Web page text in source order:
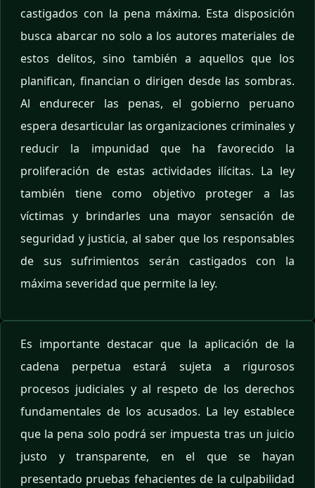
castigados con la pena máxima. Esta disposición
busca abarcar no solo a los autores materiales de
estos delitos, sino también a aquellos que los
planifican, financian o dirigen desde las sombras.
Al endurecer las penas, el gobierno peruano
espera desarticular las organizaciones criminales y
reducir la impunidad que ha favorecido la
proliferación de estas actividades ilícitas. La ley
también tiene como objetivo proteger a las
víctimas y brindarles una mayor sensación de
seguridad y justicia, al saber que los responsables
de sus sufrimientos serán castigados con la
máxima severidad que permite la ley.
Es importante destacar que la aplicación de la
cadena perpetua estará sujeta a rigurosos
procesos judiciales y al respeto de los derechos
fundamentales de los acusados. La ley establece
que la pena solo podrá ser impuesta tras un juicio
justo y transparente, en el que se hayan
presentado pruebas fehacientes de la culpabilidad